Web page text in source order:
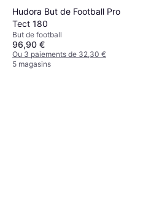
Hudora But de Football Pro
Tect 180
But de football
96,90 €
Ou 3 paiements de 32,30 €
5 magasins